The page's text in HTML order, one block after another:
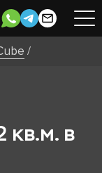
/
кв.м. в